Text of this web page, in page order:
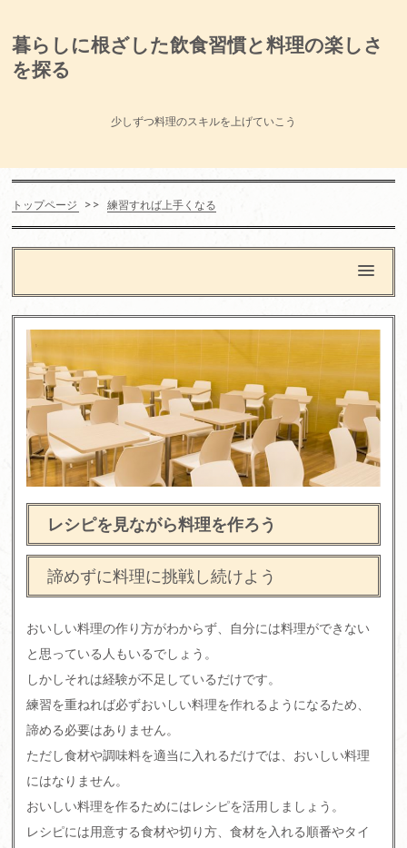
暮らしに根ざした飲食習慣と料理の楽しさ
を探る
少しずつ料理のスキルを上げていこう
トップページ 練習すれば上手くなる
レシピを見ながら料理を作ろう
諦めずに料理に挑戦し続けよう
おいしい料理の作り方がわからず、自分には料理ができない
と思っている人もいるでしょう。
しかしそれは経験が不足しているだけです。
練習を重ねれば必ずおいしい料理を作れるようになるため、
諦める必要はありません。
ただし食材や調味料を適当に入れるだけでは、おいしい料理
にはなりません。
おいしい料理を作るためにはレシピを活用しましょう。
レシピには用意する食材や切り方、食材を入れる順番やタイ